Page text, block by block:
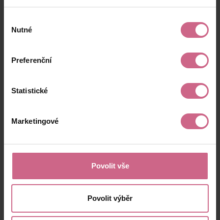
souhlasu
Nutné
Preferenční
Statistické
Marketingové
Povolit vše
Povolit výběr